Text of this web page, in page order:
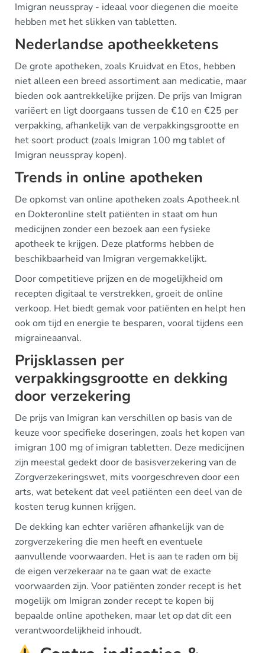
Imigran neusspray - ideaal voor diegenen die moeite
hebben met het slikken van tabletten.
Nederlandse apotheekketens
De grote apotheken, zoals Kruidvat en Etos, hebben
niet alleen een breed assortiment aan medicatie, maar
bieden ook aantrekkelijke prijzen. De prijs van Imigran
variëert en ligt doorgaans tussen de €10 en €25 per
verpakking, afhankelijk van de verpakkingsgrootte en
het soort product (zoals Imigran 100 mg tablet of
Imigran neusspray kopen).
Trends in online apotheken
De opkomst van online apotheken zoals Apotheek.nl
en Dokteronline stelt patiënten in staat om hun
medicijnen zonder een bezoek aan een fysieke
apotheek te krijgen. Deze platforms hebben de
beschikbaarheid van Imigran vergemakkelijkt.
Door competitieve prijzen en de mogelijkheid om
recepten digitaal te verstrekken, groeit de online
verkoop. Het biedt gemak voor patiënten en helpt hen
ook om tijd en energie te besparen, vooral tijdens een
migraineaanval.
Prijsklassen per
verpakkingsgrootte en dekking
door verzekering
De prijs van Imigran kan verschillen op basis van de
keuze voor specifieke doseringen, zoals het kopen van
imigran 100 mg of imigran tabletten. Deze medicijnen
zijn meestal gedekt door de basisverzekering van de
Zorgverzekeringswet, mits voorgeschreven door een
arts, wat betekent dat veel patiënten een deel van de
kosten terug kunnen krijgen.
De dekking kan echter variëren afhankelijk van de
zorgverzekering die men heeft en eventuele
aanvullende voorwaarden. Het is aan te raden om bij
de eigen verzekeraar na te gaan wat de exacte
voorwaarden zijn. Voor patiënten zonder recept is het
mogelijk om Imigran zonder recept te kopen bij
bepaalde online apotheken, maar let op dat dit een
verantwoordelijkheid inhoudt.